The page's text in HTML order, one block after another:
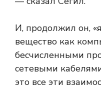
И, продолжил он,
вещество как
бесчисленными
сетевыми
это все эти